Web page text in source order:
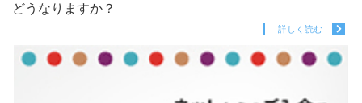
どうなりますか？
詳しく読む